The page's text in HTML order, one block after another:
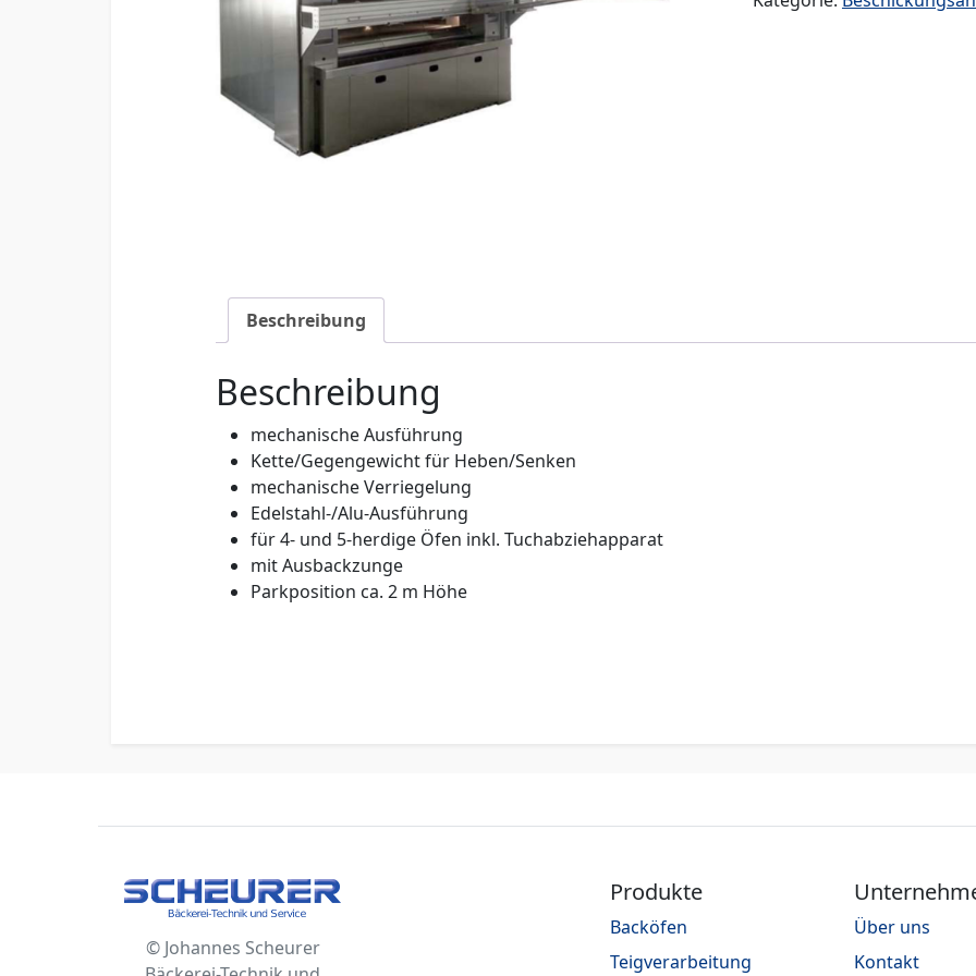
Beschreibung
Beschreibung
mechanische Ausführung
Kette/Gegengewicht für Heben/Senken
mechanische Verriegelung
Edelstahl-/Alu-Ausführung
für 4- und 5-herdige Öfen inkl. Tuchabziehapparat
mit Ausbackzunge
Parkposition ca. 2 m Höhe
© Johannes Scheurer
Produkte
Backöfen
Teigverarbeitung
Über uns
Kontakt